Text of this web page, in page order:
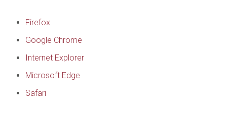
Firefox
Google Chrome
Internet Explorer
Microsoft Edge
Safari